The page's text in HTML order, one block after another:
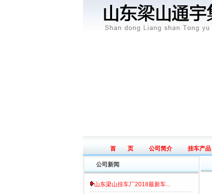
首 页 公司简介 挂车产品
公司新闻
山东梁山挂车厂2018最新车...